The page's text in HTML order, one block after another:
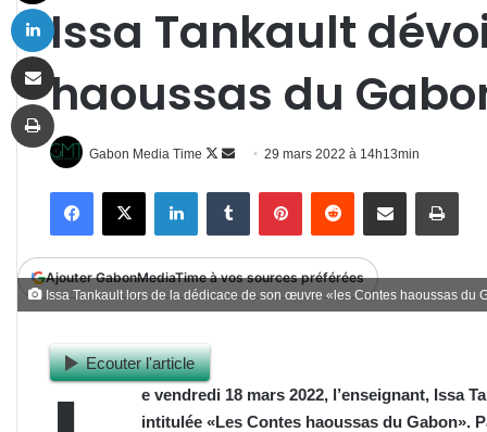
Issa Tankault
haoussas du
Gabon Media Time
Follow
X
Envoyer
courriel
29 mars 2022 à 14h13min
FacebookX LinkedinTumblr PinterestReddit Partager par email
Ajouter GabonMediaTime à vos sources préférées
Issa Tankault lors de la dédicace de son œuvre «les Contes haoussas du
Ecouter l'article
e vendredi 18 mars 2022, l’enseignant, Issa
intitulée «Les Contes haoussas du Gabon».
Imprimer